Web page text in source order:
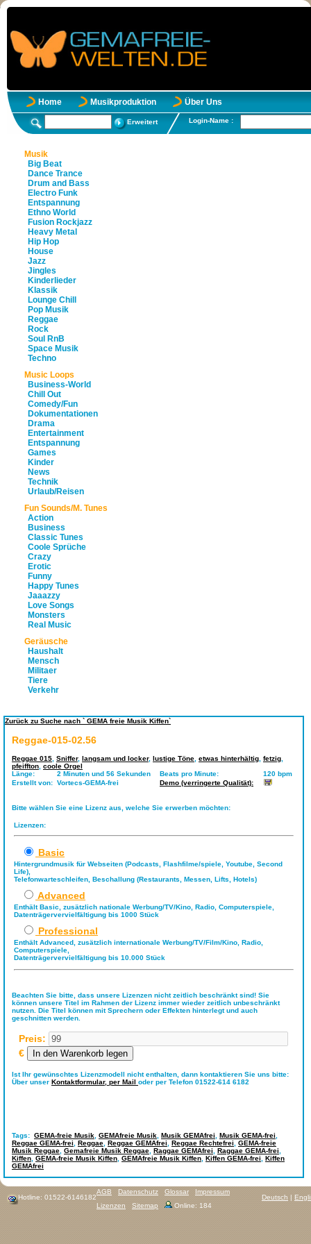
Home Musikproduktion Über Uns
Erweitert Login-Name :
Musik
Big Beat
Dance Trance
Drum and Bass
Electro Funk
Entspannung
Ethno World
Fusion Rockjazz
Heavy Metal
Hip Hop
House
Jazz
Jingles
Kinderlieder
Klassik
Lounge Chill
Pop Musik
Reggae
Rock
Soul RnB
Space Musik
Techno
Music Loops
Business-World
Chill Out
Comedy/Fun
Dokumentationen
Drama
Entertainment
Entspannung
Games
Kinder
News
Technik
Urlaub/Reisen
Fun Sounds/M. Tunes
Action
Business
Classic Tunes
Coole Sprüche
Crazy
Erotic
Funny
Happy Tunes
Jaaazzy
Love Songs
Monsters
Real Music
Geräusche
Haushalt
Mensch
Militaer
Tiere
Verkehr
Zurück zu Suche nach ` GEMA freie Musik Kiffen`
Reggae-015-02.56
Reggae 015 Sniffer, langsam und locker, lustige Töne etwas hinterhältig fetzig
pfeiffton coole Orgel
Länge:
2 Minuten und 56 Sekunden Beats pro Minute:
120 bpm
Erstellt von: Vortecs-GEMA-frei Demo (verringerte Qualität):
Bitte wählen Sie eine Lizenz aus, welche Sie erwerben möchten:
Lizenzen:
Basic
Hintergrundmusik für Webseiten (Podcasts, Flashfilme/spiele, Youtube, Second
Life),
Telefonwarteschleifen, Beschallung (Restaurants, Messen, Lifts, Hotels)
Advanced
Enthält Basic, zusätzlich nationale Werbung/TV/Kino, Radio, Computerspiele,
Datenträgervervielfältigung bis 1000 Stück
Professional
Enthält Advanced, zusätzlich internationale Werbung/TV/Film/Kino, Radio,
Computerspiele,
Datenträgervervielfältigung bis 10.000 Stück
Beachten Sie bitte, dass unsere Lizenzen nicht zeitlich beschränkt sind! Sie
können unsere Titel im Rahmen der Lizenz immer wieder zeitlich unbeschränkt
nutzen. Die Titel können mit Sprechern oder Effekten hinterlegt und auch
geschnitten werden.
Preis:
€
Ist Ihr gewünschtes Lizenzmodell nicht enthalten, dann kontaktieren Sie uns bitte:
Über unser Kontaktformular, per Mail oder per Telefon 01522-614 6182
Tags: GEMA-freie Musik GEMAfreie Musik Musik GEMAfrei Musik GEMA-frei
Reggae GEMA-frei
Reggae Reggae GEMAfrei Reggae Rechtefrei
GEMA-freie
Musik Reggae Gemafreie Musik Reggae Raggae GEMAfrei Raggae GEMA-frei
Kiffen GEMA-freie Musik Kiffen GEMAfreie Musik Kiffen Kiffen GEMA-frei
Kiffen
GEMAfrei
Hotline: 01522-6146182 Deutsch |
AGB Datenschutz Glossar
Impressum
Lizenzen
Sitemap Online: 184